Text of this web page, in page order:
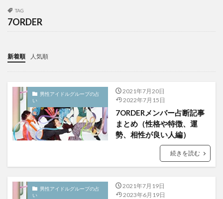
TAG
7ORDER
新着順 人気順
男性アイドルグループの占
い
2021年7月20日
2022年7月15日
7ORDERメンバー占断記事
まとめ（性格や特徴、運
勢、相性が良い人編）
続きを読む
男性アイドルグループの占
い
2021年7月19日
2023年6月19日